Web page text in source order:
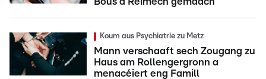
Koum aus Psychiatrie zu Metz
Mann verschaaft sech Zougang zu
Haus am Rollengergronn a
menacéiert eng Famill